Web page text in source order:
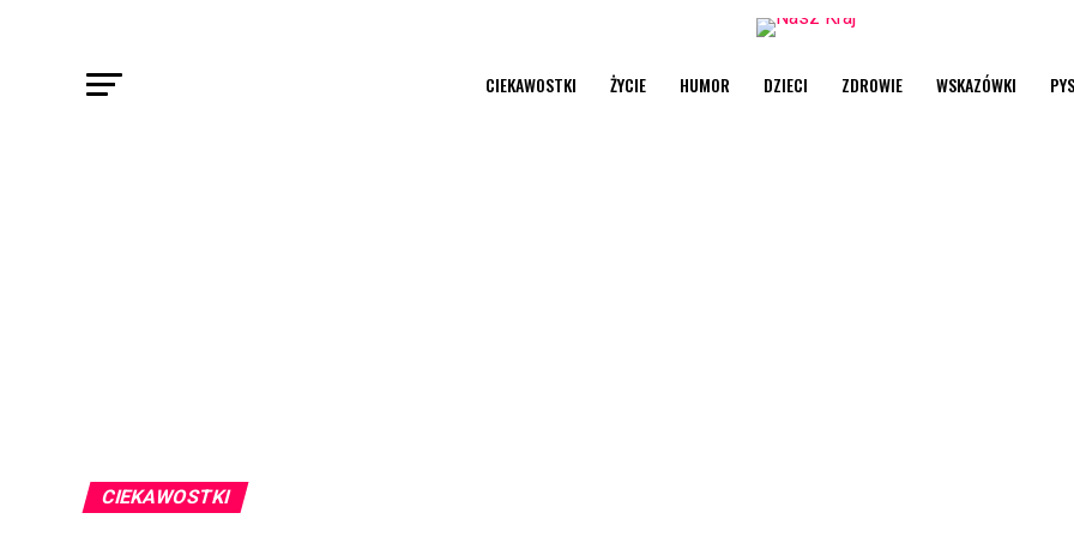
CIEKAWOSTKI ŻYCIE HUMOR DZIECI ZDROWIE WSKAZÓWKI
CIEKAWOSTKI